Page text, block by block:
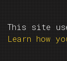
This site
Learn how